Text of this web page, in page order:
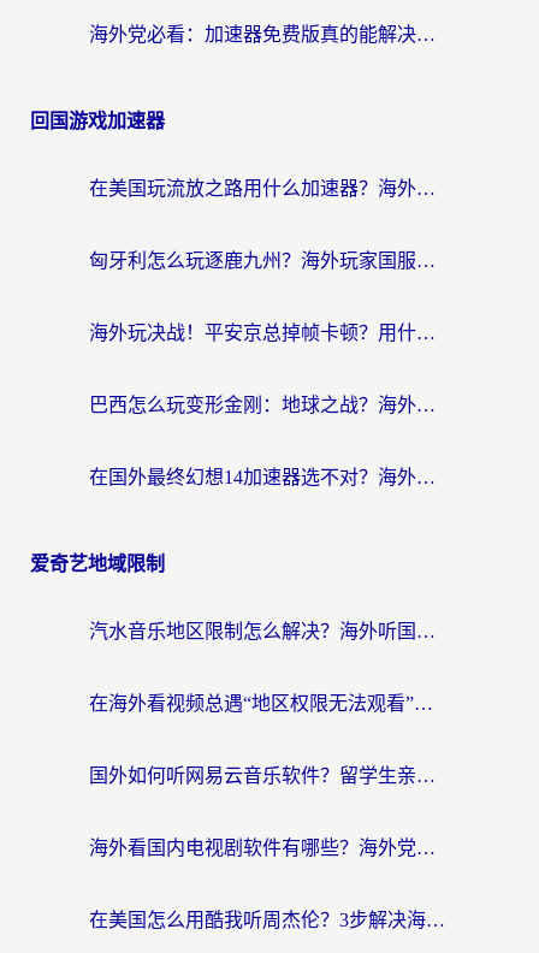
海外党必看：加速器免费版真的能解决回国访问难题吗？附实用选择指南
回国游戏加速器
在美国玩流放之路用什么加速器？海外党国服游戏不卡顿的终极攻略
匈牙利怎么玩逐鹿九州？海外玩家国服游戏加速器终极指南（附永劫无间荣耀新三国解决方案）
海外玩决战！平安京总掉帧卡顿？用什么加速器比较好？实测指南来了
巴西怎么玩变形金刚：地球之战？海外玩家国服游戏加速终极指南（附新诛仙延迟密室逃脱18解决办法）
在国外最终幻想14加速器选不对？海外玩家的国服游戏加速避坑指南
爱奇艺地域限制
汽水音乐地区限制怎么解决？海外听国内音乐的实用指南来了
在海外看视频总遇“地区权限无法观看”？这篇攻略帮你轻松解锁国内影视动漫
国外如何听网易云音乐软件？留学生亲测有效的回国加速方案
海外看国内电视剧软件有哪些？海外党专属追剧指南来了
在美国怎么用酷我听周杰伦？3步解决海外听歌地域限制，附QQ音乐网易云通用技巧